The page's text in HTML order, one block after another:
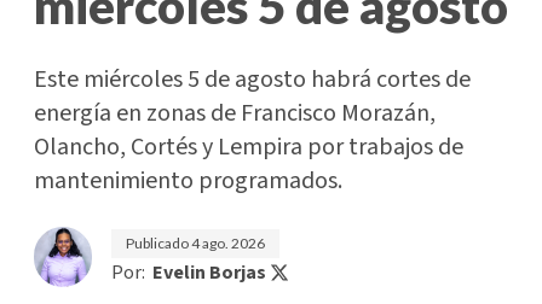
Este miércoles 5 de agosto habrá cortes de
energía en zonas de Francisco Morazán,
Olancho, Cortés y Lempira por trabajos de
mantenimiento programados.
Publicado4 ago. 2026
Por: Evelin Borjas